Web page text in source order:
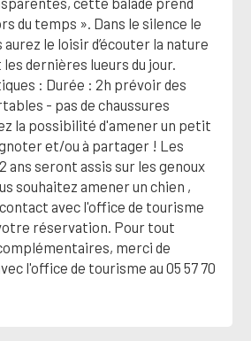
du temps ». Dans le silence le
le loisir d’écouter la nature
dernières lueurs du jour.
: Durée : 2h prévoir des
- pas de chaussures
la possibilité d'amener un petit
et/ou à partager ! Les
ans seront assis sur les genoux
souhaitez amener un chien ,
avec l'office de tourisme
réservation. Pour tout
merci de
l'office de tourisme au 05 57 70